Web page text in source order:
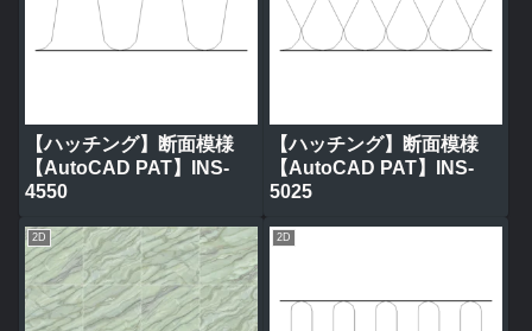
【ハッチング】断面模様
【AutoCAD PAT】INS-
4550
【ハッチング】断面模様
【AutoCAD PAT】INS-
5025
2D 2D